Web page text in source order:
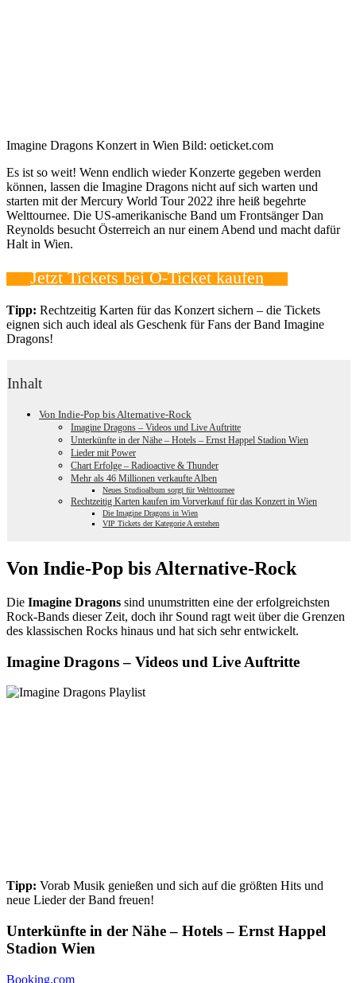
Imagine Dragons Konzert in Wien Bild: oeticket.com
Es ist so weit! Wenn endlich wieder Konzerte gegeben werden
können, lassen die Imagine Dragons nicht auf sich warten und
starten mit der Mercury World Tour 2022 ihre heiß begehrte
Welttournee. Die US-amerikanische Band um Frontsänger Dan
Reynolds besucht Österreich an nur einem Abend und macht dafür
Halt in Wien.
Jetzt Tickets bei Ö-Ticket kaufen
Tipp: Rechtzeitig Karten für das Konzert sichern – die Tickets
eignen sich auch ideal als Geschenk für Fans der Band Imagine
Dragons!
Inhalt
Von Indie-Pop bis Alternative-Rock
Imagine Dragons – Videos und Live Auftritte
Unterkünfte in der Nähe – Hotels – Ernst Happel Stadion Wien
Lieder mit Power
Chart Erfolge – Radioactive & Thunder
Mehr als 46 Millionen verkaufte Alben
Neues Studioalbum sorgt für Welttournee
Rechtzeitig Karten kaufen im Vorverkauf für das Konzert in Wien
Die Imagine Dragons in Wien
VIP Tickets der Kategorie A erstehen
Von Indie-Pop bis Alternative-Rock
Die Imagine Dragons sind unumstritten eine der erfolgreichsten
Rock-Bands dieser Zeit, doch ihr Sound ragt weit über die Grenzen
des klassischen Rocks hinaus und hat sich sehr entwickelt.
Imagine Dragons – Videos und Live Auftritte
Tipp: Vorab Musik genießen und sich auf die größten Hits und
neue Lieder der Band freuen!
Unterkünfte in der Nähe – Hotels – Ernst Happel
Stadion Wien
Booking.com